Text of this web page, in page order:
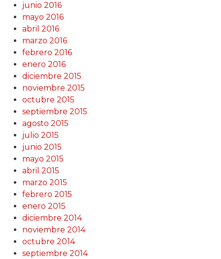
junio 2016
mayo 2016
abril 2016
marzo 2016
febrero 2016
enero 2016
diciembre 2015
noviembre 2015
octubre 2015
septiembre 2015
agosto 2015
julio 2015
junio 2015
mayo 2015
abril 2015
marzo 2015
febrero 2015
enero 2015
diciembre 2014
noviembre 2014
octubre 2014
septiembre 2014